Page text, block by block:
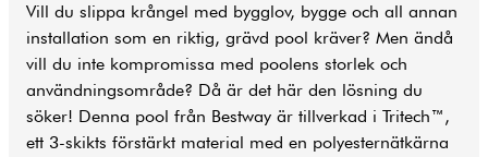
Vill du slippa krångel med bygglov, bygge och all annan
installation som en riktig, grävd pool kräver? Men ändå
vill du inte kompromissa med poolens storlek och
användningsområde? Då är det här den lösning du
söker! Denna pool från Bestway är tillverkad i Tritech™,
ett 3-skikts förstärkt material med en polyesternätkärna